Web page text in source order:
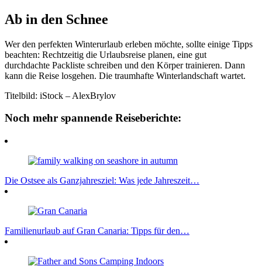
Ab in den Schnee
Wer den perfekten Winterurlaub erleben möchte, sollte einige Tipps
beachten: Rechtzeitig die Urlaubsreise planen, eine gut
durchdachte Packliste schreiben und den Körper trainieren. Dann
kann die Reise losgehen. Die traumhafte Winterlandschaft wartet.
Titelbild: iStock – AlexBrylov
Noch mehr spannende Reiseberichte:
Die Ostsee als Ganzjahresziel: Was jede Jahreszeit…
Familienurlaub auf Gran Canaria: Tipps für den…